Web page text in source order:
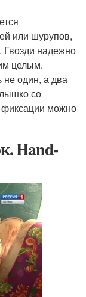
или шурупов,
Гвозди надежно
целым.
не один, а два
со
можно
Hand-